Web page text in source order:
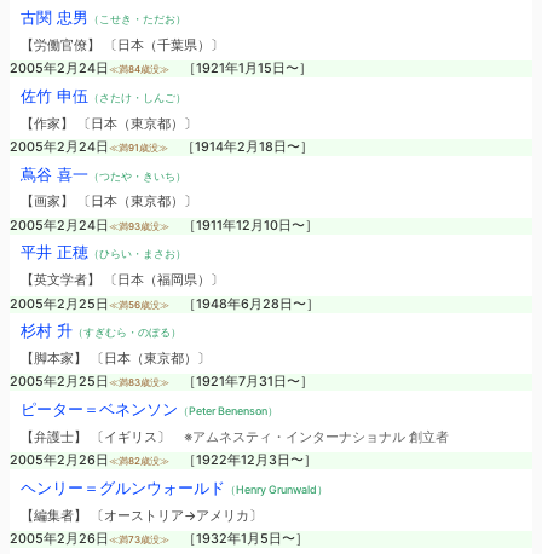
古関 忠男 （こせき・ただお）
【労働官僚】 〔日本（千葉県）〕
2005年2月24日 ≪満84歳没≫ ［1921年1月15日〜］
佐竹 申伍 （さたけ・しんご）
【作家】 〔日本（東京都）〕
2005年2月24日 ≪満91歳没≫ ［1914年2月18日〜］
蔦谷 喜一（つたや・きいち）
【画家】 〔日本（東京都）〕
2005年2月24日 ≪満93歳没≫ ［1911年12月10日〜］
平井 正穂（ひらい・まさお）
【英文学者】 〔日本（福岡県）〕
2005年2月25日 ≪満56歳没≫ ［1948年6月28日〜］
杉村 升（すぎむら・のぼる）
【脚本家】 〔日本（東京都）〕
2005年2月25日 ≪満83歳没≫ ［1921年7月31日〜］
ピーター＝ベネンソン （Peter Benenson）
【弁護士】 〔イギリス〕 ※アムネスティ・インターナショナル 創立者
2005年2月26日 ≪満82歳没≫ ［1922年12月3日〜］
ヘンリー＝グルンウォールド （Henry Grunwald）
【編集者】 〔オーストリア→アメリカ〕
2005年2月26日 ≪満73歳没≫ ［1932年1月5日〜］